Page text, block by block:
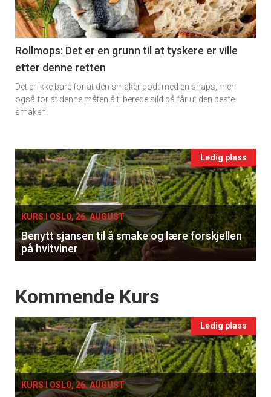
kan fritt velge hvilke du ønsker å få
tilsendt.
Registrer deg
section
11
Ukens
vin
Rollmops: Det er en grunn til at tyskere er ville
etter denne retten
Det er ikke bare for at den smaker godt med en snaps, men
også for at denne måten å tilberede sild på får ut den beste
smaken.
Events
single
Ledig plass
KURS I OSLO, 26. AUGUST
Benytt sjansen til å smake og lære forskjellen
på hvitviner
Events
Kommende Kurs
Ledig plass
KURS I OSLO, 26. AUGUST